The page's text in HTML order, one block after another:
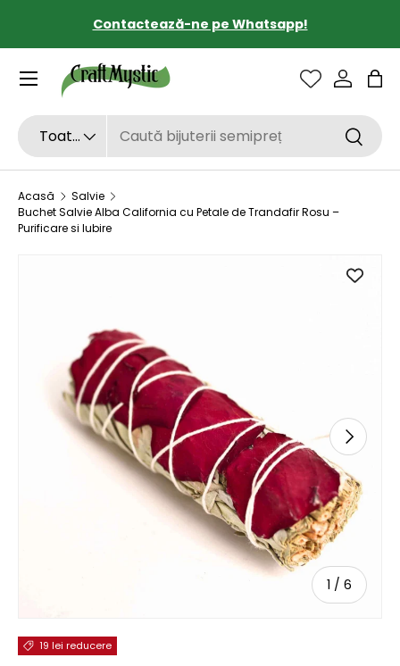
SARI LA CONȚINUT
Contactează-ne pe Whatsapp!
Căutare
Tipul de produs
Toate
Sac
Acasă
Salvie
Buchet Salvie Alba California cu Petale de Trandafir Rosu –
Purificare si Iubire
1 / de
6
19 lei reducere